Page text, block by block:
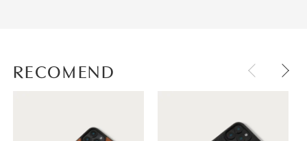
RECOMEND